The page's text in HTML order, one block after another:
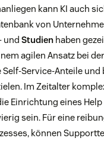
kann KI auch
von
und Studien haben
agilen Ansatz bei
Service-Anteile und
Im Zeitalter
Einrichtung eines Help
sein. Für eine
können